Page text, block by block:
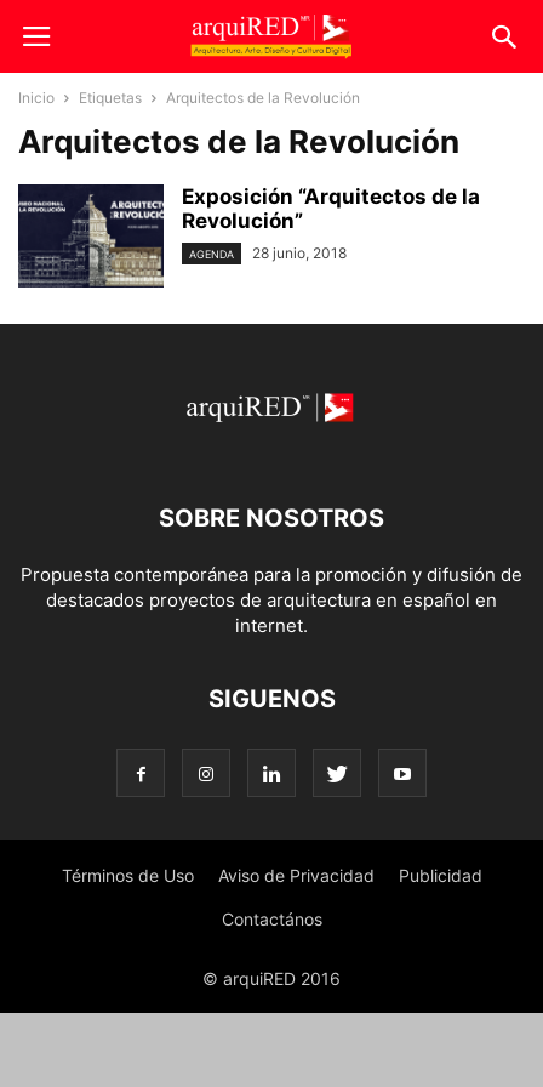
Inicio Etiquetas Arquitectos de la Revolución
Arquitectos de la Revolución
Exposición “Arquitectos de la
Revolución”
AGENDA 28 junio, 2018
SOBRE NOSOTROS
Propuesta contemporánea para la promoción y difusión de
destacados proyectos de arquitectura en español en
internet.
SIGUENOS
Términos de Uso Aviso de Privacidad Publicidad
Contactános
© arquiRED 2016